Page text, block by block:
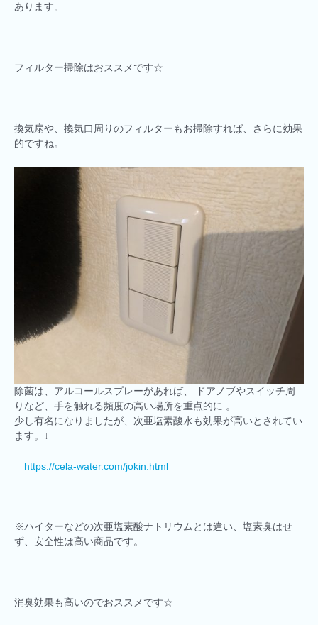
あります。
フィルター掃除はおススメです☆
換気扇や、換気口周りのフィルターもお掃除すれば、さらに効果
的ですね。
除菌は、アルコールスプレーがあれば、 ドアノブやスイッチ周
りなど、手を触れる頻度の高い場所を重点的に 。
少し有名になりましたが、次亜塩素酸水も効果が高いとされてい
ます。↓
https://cela-water.com/jokin.html
※ハイターなどの次亜塩素酸ナトリウムとは違い、塩素臭はせ
ず、安全性は高い商品です。
消臭効果も高いのでおススメです☆